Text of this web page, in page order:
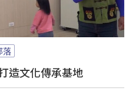
落
造文化傳承基地